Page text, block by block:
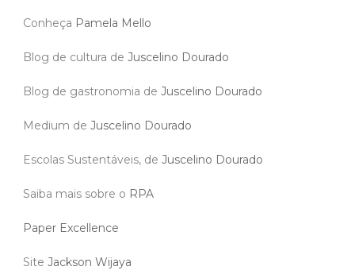
Conheça Pamela Mello
Blog de cultura de Juscelino Dourado
Blog de gastronomia de Juscelino Dourado
Medium de Juscelino Dourado
Escolas Sustentáveis, de Juscelino Dourado
Saiba mais sobre o RPA
Paper Excellence
Site Jackson Wijaya